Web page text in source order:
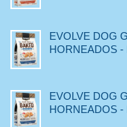
EVOLVE DOG
HORNEADOS -
EVOLVE DOG
HORNEADOS -